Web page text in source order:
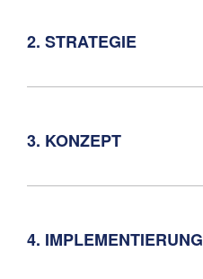
2. STRATEGIE
3. KONZEPT
4. IMPLEMENTIERUNG